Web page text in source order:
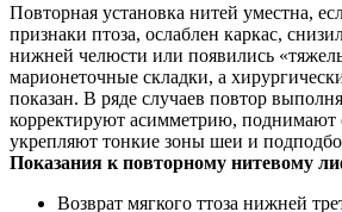
Повторная установка нитей уместна,
признаки птоза, ослаблен каркас,
нижней челюсти или появились
марионеточные складки, а
показан. В ряде случаев повтор
корректируют асимметрию, поднимают
укрепляют тонкие зоны шеи и
Показания к повторному нитевому
Возврат мягкого ттоза нижней